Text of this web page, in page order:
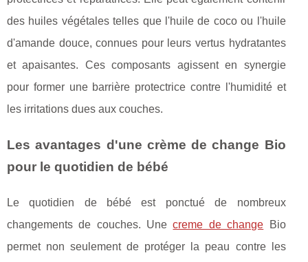
des huiles végétales telles que l'huile de coco ou l'huile
d'amande douce, connues pour leurs vertus hydratantes
et apaisantes. Ces composants agissent en synergie
pour former une barrière protectrice contre l'humidité et
les irritations dues aux couches.
Les avantages d'une crème de change Bio
pour le quotidien de bébé
Le quotidien de bébé est ponctué de nombreux
changements de couches. Unecreme de change Bio
permet non seulement de protéger la peau contre les